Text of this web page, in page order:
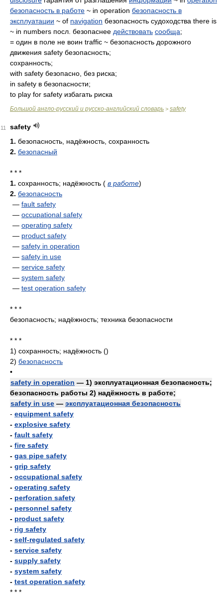
безопасность в работе ~ in operation безопасность в
эксплуатации ~ of navigation безопасность судоходства there is
~ in numbers посл. безопаснее действовать сообща;
= один в поле не воин traffic ~ безопасность дорожного
движения safety безопасность;
сохранность;
with safety безопасно, без риска;
in safety в безопасности;
to play for safety избагать риска
Большой англо-русский и русско-английский словарь > safety
11
safety
1. безопасность, надёжность, сохранность
2. безопасный
* * *
1. сохранность; надёжность ( в работе)
2. безопасность
— fault safety
— occupational safety
— operating safety
— product safety
— safety in operation
— safety in use
— service safety
— system safety
— test operation safety
* * *
безопасность; надёжность; техника безопасности
* * *
1) сохранность; надёжность ()
2) безопасность
•
safety in operation — 1) эксплуатационная безопасность;
безопасность работы 2) надёжность в работе;
safety in use — эксплуатационная безопасность
- equipment safety
- explosive safety
- fault safety
- fire safety
- gas pipe safety
- grip safety
- occupational safety
- operating safety
- perforation safety
- personnel safety
- product safety
- rig safety
- self-regulated safety
- service safety
- supply safety
- system safety
- test operation safety
* * *